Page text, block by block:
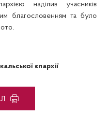
наділив учасників
благословенням та було
єпархії